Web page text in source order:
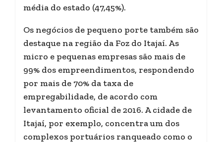
média do estado (47,45%).
Os negócios de pequeno porte também são
destaque na região da Foz do Itajaí. As
micro e pequenas empresas são mais de
99% dos empreendimentos, respondendo
por mais de 70% da taxa de
empregabilidade, de acordo com
levantamento oficial de 2016. A cidade de
Itajaí, por exemplo, concentra um dos
complexos portuários ranqueado como o